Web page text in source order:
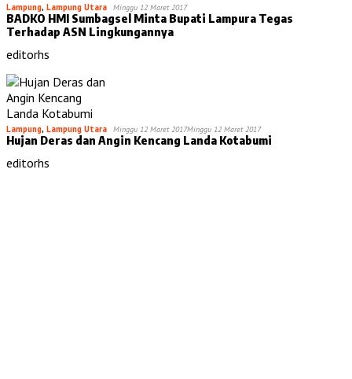
Lampung, Lampung Utara Minggu 12 Maret 2017
BADKO HMI Sumbagsel Minta Bupati Lampura Tegas
Terhadap ASN Lingkungannya
editorhs
Lampung, Lampung Utara Minggu 12 Maret 2017Minggu 12 Maret 2017
Hujan Deras dan Angin Kencang Landa Kotabumi
editorhs